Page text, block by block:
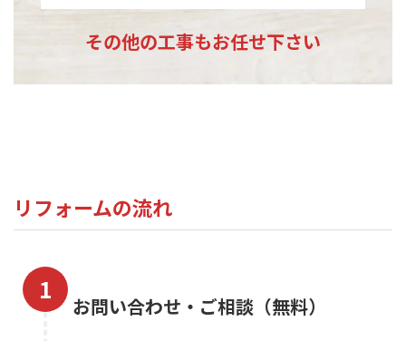
その他の工事もお任せ下さい
リフォームの流れ
お問い合わせ・ご相談（無料）